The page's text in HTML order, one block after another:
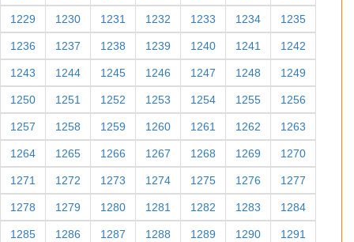
1229 1230 1231 1232 1233 1234 1235
1236 1237 1238 1239 1240 1241 1242
1243 1244 1245 1246 1247 1248 1249
1250 1251 1252 1253 1254 1255 1256
1257 1258 1259 1260 1261 1262 1263
1264 1265 1266 1267 1268 1269 1270
1271 1272 1273 1274 1275 1276 1277
1278 1279 1280 1281 1282 1283 1284
1285 1286 1287 1288 1289 1290 1291